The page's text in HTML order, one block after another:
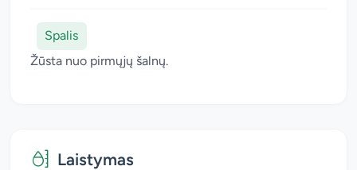
Spalis
Žūsta nuo pirmųjų šalnų.
Laistymas